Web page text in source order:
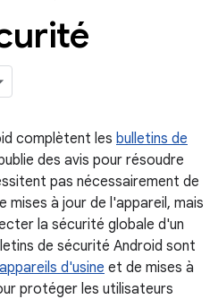
complètent les bulletins de
des avis pour résoudre
pas nécessairement de
à jour de l'appareil, mais
la sécurité globale d'un
de sécurité Android sont
d'usine et de mises à
protéger les utilisateurs